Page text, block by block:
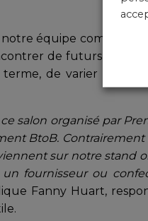
équipe
de futurs
de varier nos
ce salon organisé par
BtoB. Contrairement
sur notre stand
fournisseur ou
Fanny Huart,